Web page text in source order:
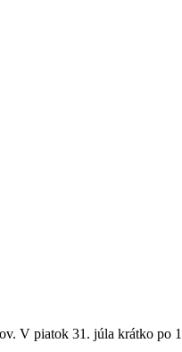
V piatok 31. júla krátko